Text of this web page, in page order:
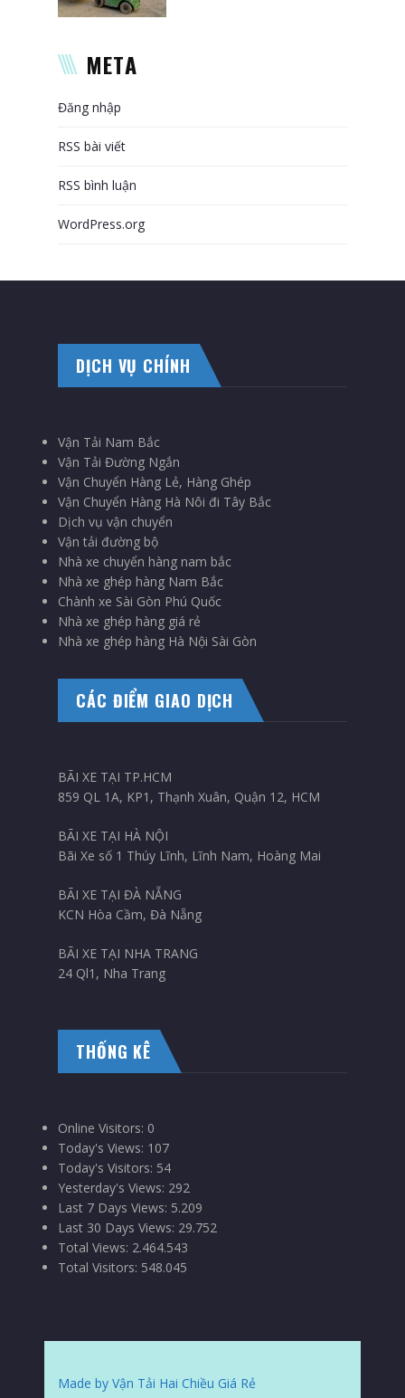
META
Đăng nhập
RSS bài viết
RSS bình luận
WordPress.org
DỊCH VỤ CHÍNH
Vận Tải Nam Bắc
Vận Tải Đường Ngắn
Vận Chuyển Hàng Lẻ, Hàng Ghép
Vận Chuyển Hàng Hà Nôi đi Tây Bắc
Dịch vụ vận chuyển
Vận tải đường bộ
Nhà xe chuyển hàng nam bắc
Nhà xe ghép hàng Nam Bắc
Chành xe Sài Gòn Phú Quốc
Nhà xe ghép hàng giá rẻ
Nhà xe ghép hàng Hà Nội Sài Gòn
CÁC ĐIỂM GIAO DỊCH
BÃI XE TẠI TP.HCM
859 QL 1A, KP1, Thạnh Xuân, Quận 12, HCM
BÃI XE TẠI HÀ NỘI
Bãi Xe số 1 Thúy Lĩnh, Lĩnh Nam, Hoàng Mai
BÃI XE TẠI ĐÀ NẴNG
KCN Hòa Cầm, Đà Nẵng
BÃI XE TẠI NHA TRANG
24 Ql1, Nha Trang
THỐNG KÊ
Online Visitors: 0
Today's Views: 107
Today's Visitors: 54
Yesterday's Views: 292
Last 7 Days Views: 5.209
Last 30 Days Views: 29.752
Total Views: 2.464.543
Total Visitors: 548.045
Made by Vận Tải Hai Chiều Giá Rẻ